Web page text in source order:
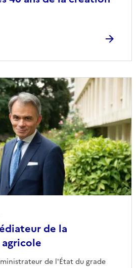
de la
de l'État du grade